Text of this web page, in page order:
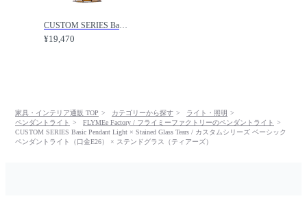
CUSTOM SERIES Basic Pendant Light × Stained Glass Checker / カスタムシリーズ ベーシックペンダントライト（口金E26） × ステンドグラス（チェッカー） / FLYMEe Factory / フライミーファクトリー
¥19,470
家具・インテリア通販 TOP カテゴリーから探す
ライト・照明
ペンダントライト
FLYMEe Factory / フライミーファクトリーのペンダントライト
CUSTOM SERIES Basic Pendant Light × Stained Glass Tears / カスタムシリーズ ベーシック
ペンダントライト（口金E26） × ステンドグラス（ティアーズ）